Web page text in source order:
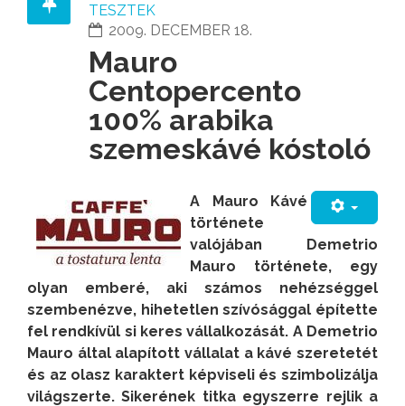
TESZTEK
2009. DECEMBER 18.
Mauro
Centopercento
100% arabika
szemeskávé kóstoló
A Mauro Kávé
története
valójában Demetrio
Mauro története, egy
olyan emberé, aki számos nehézséggel
szembenézve, hihetetlen szívósággal építette
fel rendkívül si keres vállalkozását. A Demetrio
Mauro által alapított vállalat a kávé szeretetét
és az olasz karaktert képviseli és szimbolizálja
világszerte. Sikerének titka egyszerre rejlik a